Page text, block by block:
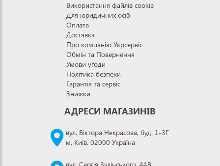
Використання файлів cookie
Для юридичних осіб
Оплата
Доставка
Про компанію Укрсервіс
Обмін та Повернення
Умови угоди
Політика безпеки
Гарантія та сервіс
Знижки
АДРЕСИ МАГАЗИНІВ
вул. Віктора Некрасова, буд. 1-3Г
м. Київ, 02000 Україна